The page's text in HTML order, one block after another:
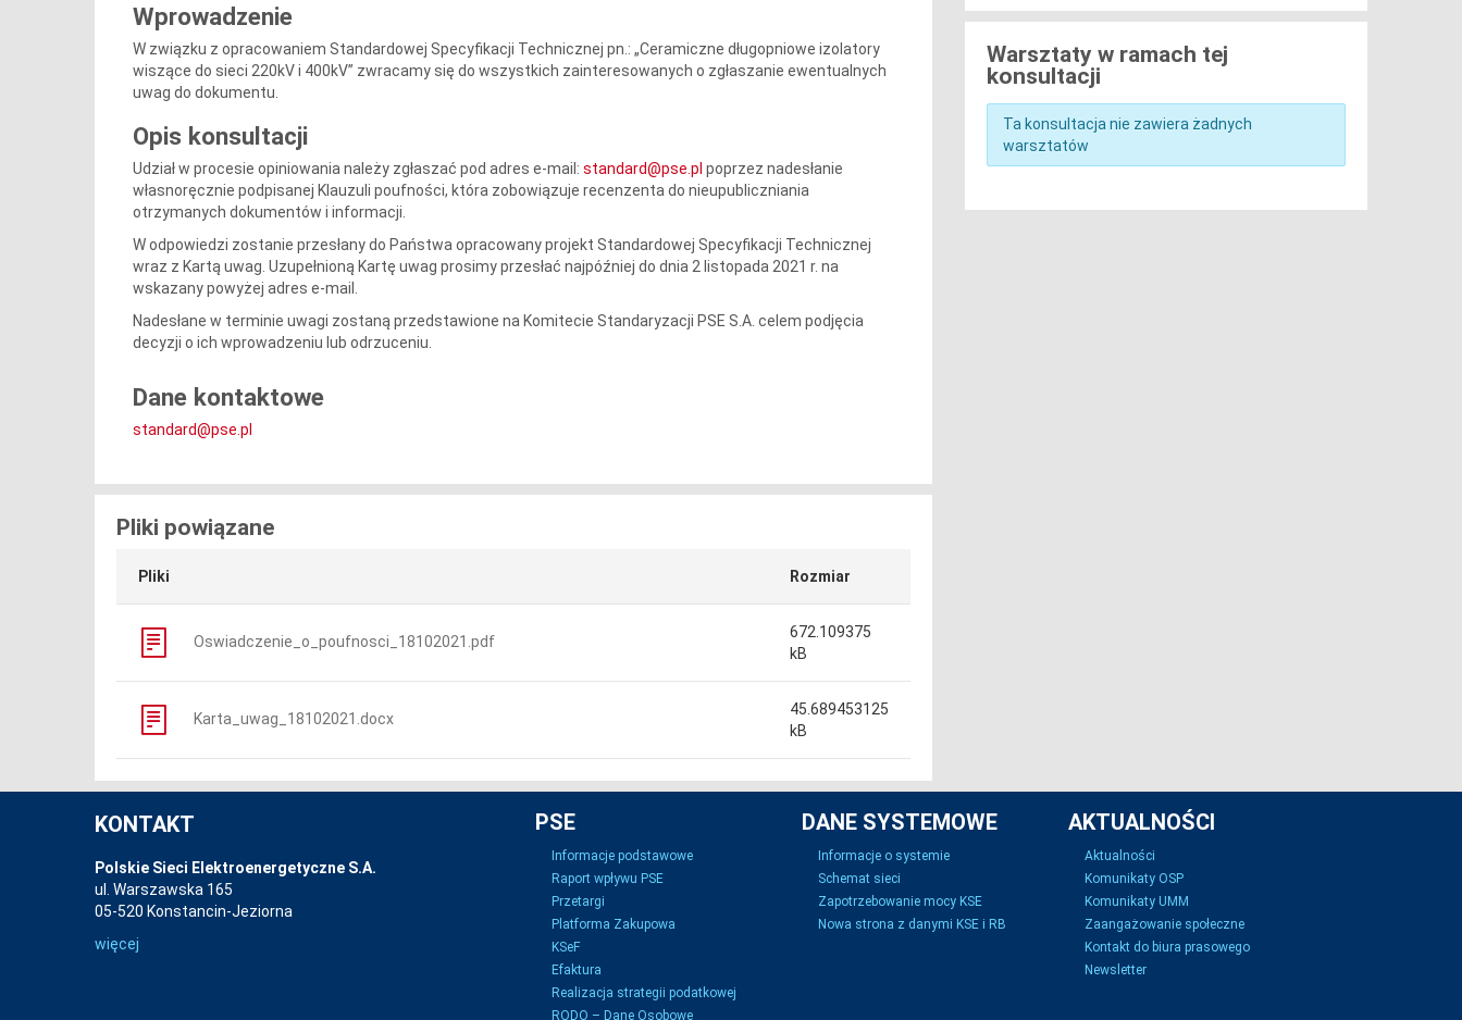
Wprowadzenie
W związku z opracowaniem Standardowej Specyfikacji Technicznej pn.: „Ceramiczne długopniowe izolatory
wiszące do sieci 220kV i 400kV” zwracamy się do wszystkich zainteresowanych o zgłaszanie ewentualnych
uwag do dokumentu.
Opis konsultacji
Udział w procesie opiniowania należy zgłaszać pod adres e-mail: standard@pse.pl poprzez nadesłanie
własnoręcznie podpisanej Klauzuli poufności, która zobowiązuje recenzenta do nieupubliczniania
otrzymanych dokumentów i informacji.
W odpowiedzi zostanie przesłany do Państwa opracowany projekt Standardowej Specyfikacji Technicznej
wraz z Kartą uwag. Uzupełnioną Kartę uwag prosimy przesłać najpóźniej do dnia 2 listopada 2021 r. na
wskazany powyżej adres e-mail.
Nadesłane w terminie uwagi zostaną przedstawione na Komitecie Standaryzacji PSE S.A. celem podjęcia
decyzji o ich wprowadzeniu lub odrzuceniu.
Dane kontaktowe
standard@pse.pl
Pliki powiązane
Pliki Rozmiar
Oswiadczenie_o_poufnosci_18102021.pdf
672.109375
kB
Karta_uwag_18102021.docx
45.689453125
kB
Warsztaty w ramach tej
konsultacji
Ta konsultacja nie zawiera żadnych
warsztatów
KONTAKT
Polskie Sieci Elektroenergetyczne S.A.
ul. Warszawska 165
05-520 Konstancin-Jeziorna
więcej
PSE
Informacje podstawowe
Raport wpływu PSE
Przetargi
Platforma Zakupowa
KSeF
Efaktura
Realizacja strategii podatkowej
RODO – Dane Osobowe
DANE SYSTEMOWE
Informacje o systemie
Schemat sieci
Zapotrzebowanie mocy KSE
Nowa strona z danymi KSE i RB
AKTUALNOŚCI
Aktualności
Komunikaty OSP
Komunikaty UMM
Zaangażowanie społeczne
Kontakt do biura prasowego
Newsletter